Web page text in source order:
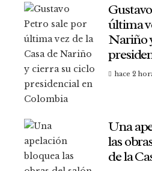
última
Nariño
hace 2
Una
las
de la